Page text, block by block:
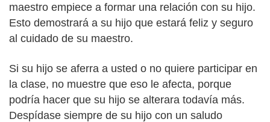
maestro empiece a formar una relación con su hijo.
Esto demostrará a su hijo que estará feliz y seguro
al cuidado de su maestro.
Si su hijo se aferra a usted o no quiere participar en
la clase, no muestre que eso le afecta, porque
podría hacer que su hijo se alterara todavía más.
Despídase siempre de su hijo con un saludo